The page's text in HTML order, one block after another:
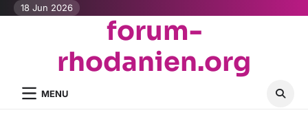
Skip18 Jun 2026
forum-
rhodanien.org
MENU